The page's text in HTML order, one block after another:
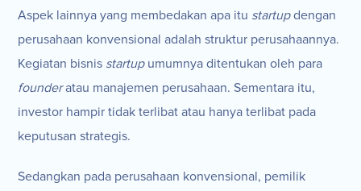
Aspek lainnya yang membedakan apa itu startupdengan
perusahaan konvensional adalah struktur perusahaannya.
Kegiatan bisnis startupumumnya ditentukan oleh para
founderatau manajemen perusahaan. Sementara itu,
investor hampir tidak terlibat atau hanya terlibat pada
keputusan strategis.
Sedangkan pada perusahaan konvensional, pemilik